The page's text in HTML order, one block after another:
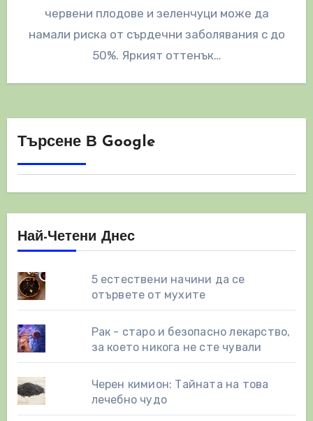
червени плодове и зеленчуци може да
намали риска от сърдечни заболявания с до
50%. Яркият оттенък…
Търсене В Google
Най-Четени Днес
5 естествени начини да се
отървете от мухите
Рак - старо и безопасно лекарство,
за което никога не сте чували
Черен кимион: Тайната на това
лечебно чудо